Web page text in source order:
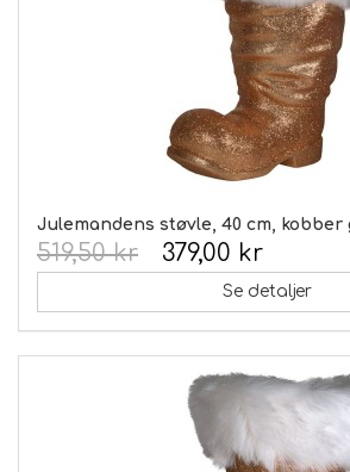
Julemandens støvle, 40 cm,
379,00 kr
519,50 kr
Se detaljer